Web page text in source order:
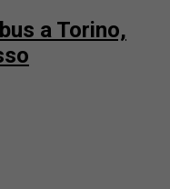
a Torino,